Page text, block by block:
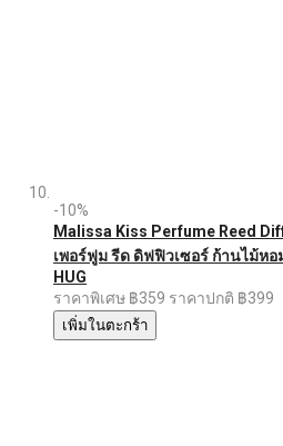
-10%
Malissa Kiss Perfume Reed
เพอร์ฟูม รีด ดิฟฟิวเซอร์ ก้านไม้หอ
HUG
ราคาพิเศษ ฿359 ราคาปกติ ฿399
เพิ่มในตะกร้า